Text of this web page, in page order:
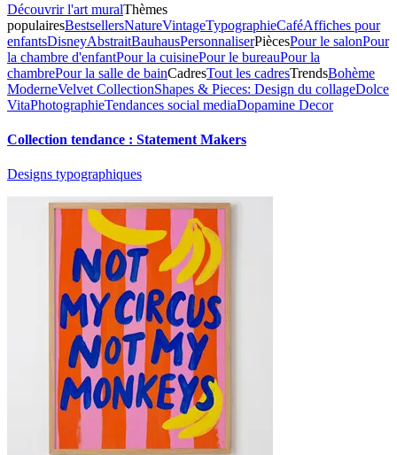
Découvrir l'art muralThèmes
populairesBestsellersNatureVintageTypographieCaféAffiches pour
enfantsDisneyAbstraitBauhausPersonnaliserPiècesPour le salonPour
la chambre d'enfantPour la cuisinePour le bureauPour la
chambrePour la salle de bainCadresTout les cadresTrendsBohème
ModerneVelvet CollectionShapes & Pieces: Design du collageDolce
VitaPhotographieTendances social mediaDopamine Decor
Collection tendance : Statement Makers
Designs typographiques